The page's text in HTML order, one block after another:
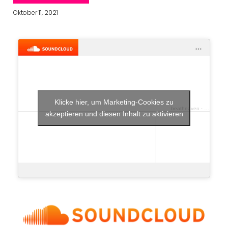
Oktober 11, 2021
beatheaven ·
Klicke hier, um Marketing-Cookies zu
akzeptieren und diesen Inhalt zu aktivieren